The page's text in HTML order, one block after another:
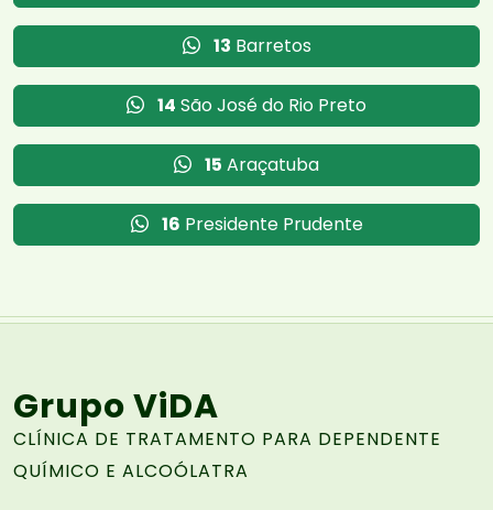
13 Barretos
14 São José do Rio Preto
15 Araçatuba
16 Presidente Prudente
Grupo ViDA
CLÍNICA DE TRATAMENTO PARA DEPENDENTE
QUÍMICO E ALCOÓLATRA